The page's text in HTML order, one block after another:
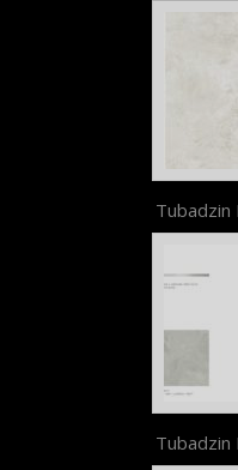
Tubadzin
Tubadzin